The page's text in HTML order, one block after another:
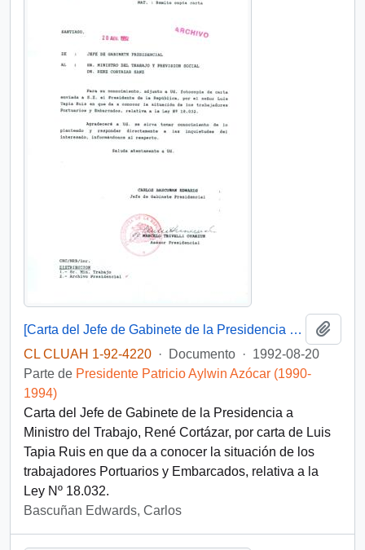
[Carta del Jefe de Gabinete de la Presidencia a Ministro del Trabajo]
CL CLUAH 1-92-4220 · Documento · 1992-08-20
Parte de Presidente Patricio Aylwin Azócar (1990-
1994)
Carta del Jefe de Gabinete de la Presidencia a
Ministro del Trabajo, René Cortázar, por carta de Luis
Tapia Ruis en que da a conocer la situación de los
trabajadores Portuarios y Embarcados, relativa a la
Ley Nº 18.032.
Bascuñan Edwards, Carlos